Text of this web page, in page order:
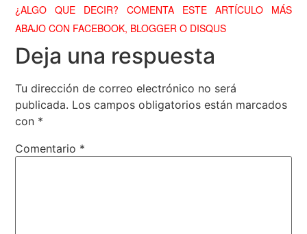
¿ALGO QUE DECIR? COMENTA ESTE ARTÍCULO MÁS
ABAJO CON FACEBOOK, BLOGGER O DISQUS
Deja una respuesta
Tu dirección de correo electrónico no será
publicada. Los campos obligatorios están marcados
con *
Comentario *